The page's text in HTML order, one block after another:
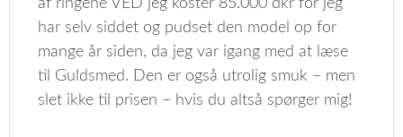
af ringene VED jeg koster 85.000 dkr for jeg
har selv siddet og pudset den model op for
mange år siden, da jeg var igang med at læse
til Guldsmed. Den er også utrolig smuk – men
slet ikke til prisen – hvis du altså spørger mig!